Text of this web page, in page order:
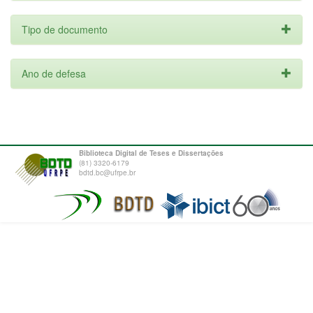
Tipo de documento
Ano de defesa
Biblioteca Digital de Teses e Dissertações
(81) 3320-6179
bdtd.bc@ufrpe.br